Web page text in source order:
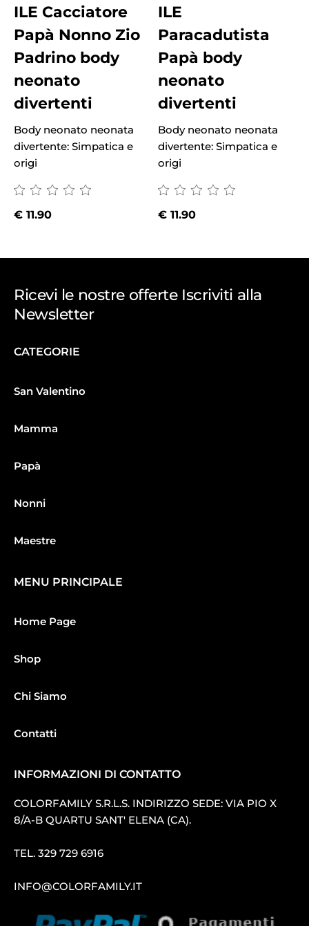
ILE Cacciatore
Papà Nonno Zio
Padrino body
neonato
divertenti
Body neonato neonata
divertente: Simpatica e
origi
€11.90
ILE
Paracadutista
Papà body
neonato
divertenti
Body neonato neonata
divertente: Simpatica e
origi
€ 11.90
Ricevi le nostre offerte Iscriviti alla
Newsletter
CATEGORIE
San Valentino
Mamma
Papà
Nonni
Maestre
MENU PRINCIPALE
Home Page
Shop
Chi Siamo
Contatti
INFORMAZIONI DI CONTATTO
COLORFAMILY S.R.L.S. INDIRIZZO SEDE: VIA PIO X
8/A-B QUARTU SANT′ ELENA (CA).
TEL. 329 729 6916
INFO@COLORFAMILY.IT